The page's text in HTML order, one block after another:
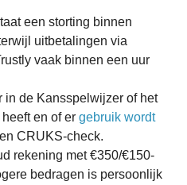
een storting binnen
uitbetalingen via
vaak binnen een uur
in de Kansspelwijzer of het
en of er gebruik wordt
CRUKS-check.
rekening met €350/€150-
bedragen is persoonlijk